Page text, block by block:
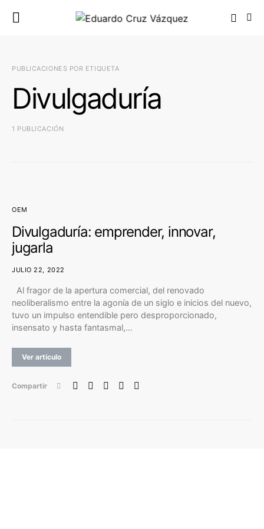
PUBLICACIONES POR ETIQUETA
Divulgaduría
1 PUBLICACIÓN
OEM
Divulgaduría: emprender, innovar,
jugarla
JULIO 22, 2022
Al fragor de la apertura comercial, del renovado
neoliberalismo entre la agonía de un siglo e inicios del nuevo,
tuvo un impulso entendible pero desproporcionado,
insensato y hasta fantasmal,…
Ver artículo
Compartir